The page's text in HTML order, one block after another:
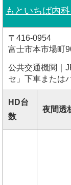
もといちば内
〒416-0954
富士市本市場町
公共交通機関｜
セ」下車または
HD台
数
夜間透